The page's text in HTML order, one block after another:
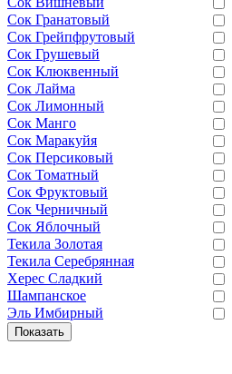
Сок Гранатовый
Сок Грейпфрутовый
Сок Грушевый
Сок Клюквенный
Сок Лайма
Сок Лимонный
Сок Манго
Сок Маракуйя
Сок Персиковый
Сок Томатный
Сок Фруктовый
Сок Черничный
Сок Яблочный
Текила Золотая
Текила Серебрянная
Херес Сладкий
Шампанское
Эль Имбирный